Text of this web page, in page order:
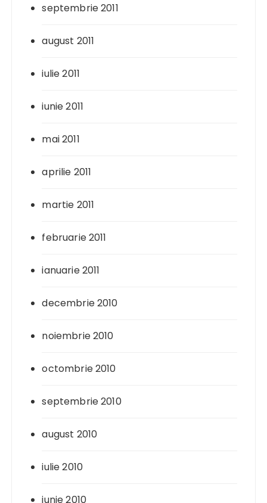
septembrie 2011
august 2011
iulie 2011
iunie 2011
mai 2011
aprilie 2011
martie 2011
februarie 2011
ianuarie 2011
decembrie 2010
noiembrie 2010
octombrie 2010
septembrie 2010
august 2010
iulie 2010
iunie 2010